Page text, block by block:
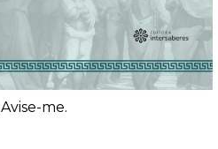
Avise-me.